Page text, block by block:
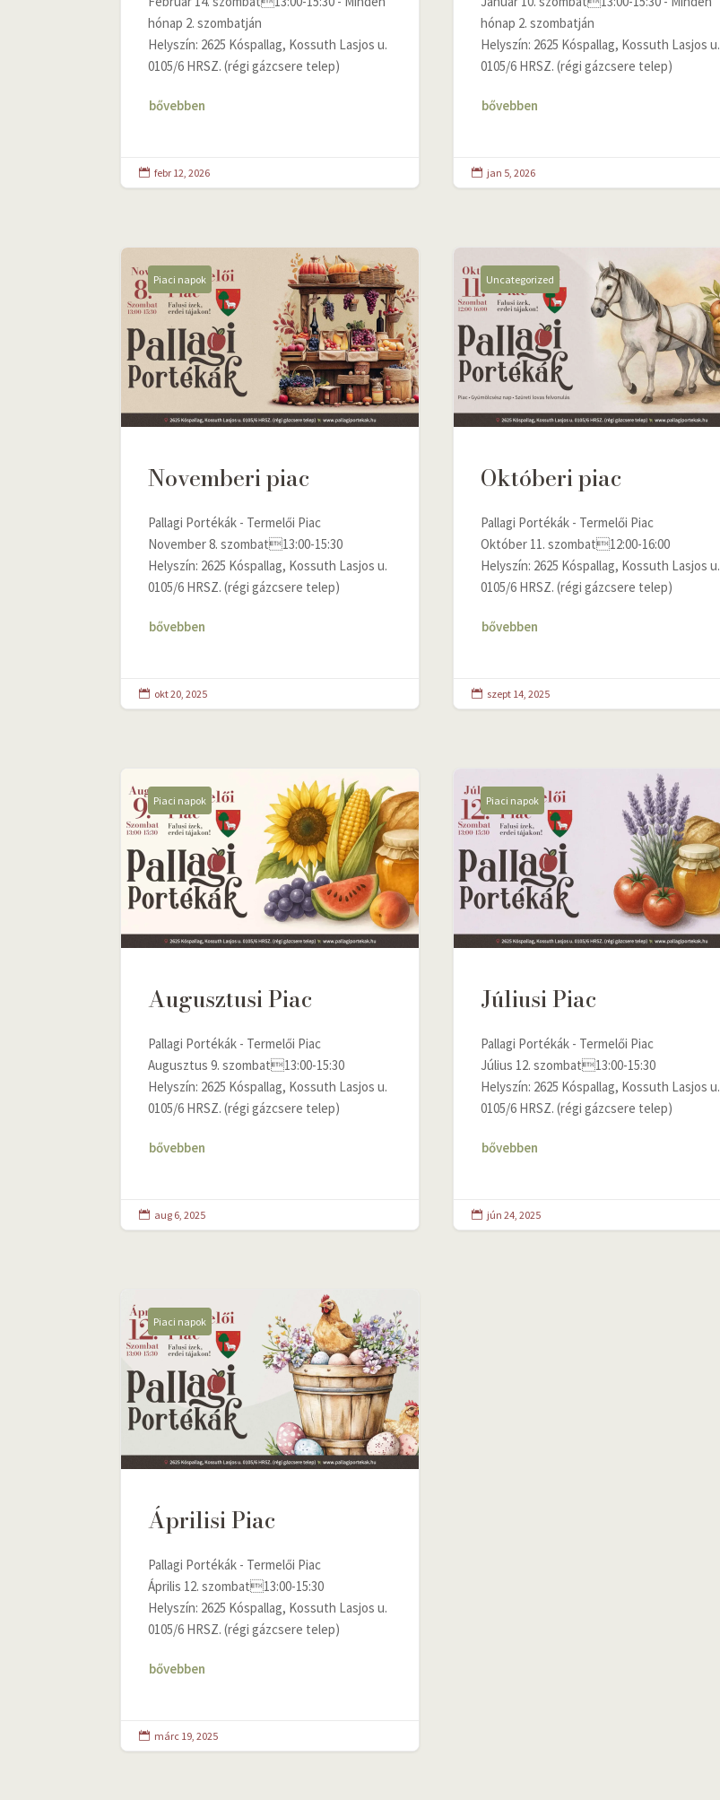
hónap 2. szombatján
Helyszín: 2625 Kóspallag, Kossuth Lasjos u.
0105/6 HRSZ. (régi gázcsere telep)
bővebben
 febr 12, 2026
hónap 2. szombatján
Helyszín: 2625 Kóspallag, Kossuth Lasjos u.
0105/6 HRSZ. (régi gázcsere telep)
bővebben
 jan 5, 2026
Piaci napok
Novemberi piac
Pallagi Portékák - Termelői Piac
November 8. szombat13:00-15:30
Helyszín: 2625 Kóspallag, Kossuth Lasjos u.
0105/6 HRSZ. (régi gázcsere telep)
bővebben
 okt 20, 2025
Uncategorized
Októberi piac
Pallagi Portékák - Termelői Piac
Október 11. szombat12:00-16:00
Helyszín: 2625 Kóspallag, Kossuth Lasjos u.
0105/6 HRSZ. (régi gázcsere telep)
bővebben
 szept 14, 2025
Piaci napok
Augusztusi Piac
Pallagi Portékák - Termelői Piac
Augusztus 9. szombat13:00-15:30
Helyszín: 2625 Kóspallag, Kossuth Lasjos u.
0105/6 HRSZ. (régi gázcsere telep)
bővebben
 aug 6, 2025
Piaci napok
Júliusi Piac
Pallagi Portékák - Termelői Piac
Július 12. szombat13:00-15:30
Helyszín: 2625 Kóspallag, Kossuth Lasjos u.
0105/6 HRSZ. (régi gázcsere telep)
bővebben
 jún 24, 2025
Piaci napok
Áprilisi Piac
Pallagi Portékák - Termelői Piac
Április 12. szombat13:00-15:30
Helyszín: 2625 Kóspallag, Kossuth Lasjos u.
0105/6 HRSZ. (régi gázcsere telep)
bővebben
 márc 19, 2025